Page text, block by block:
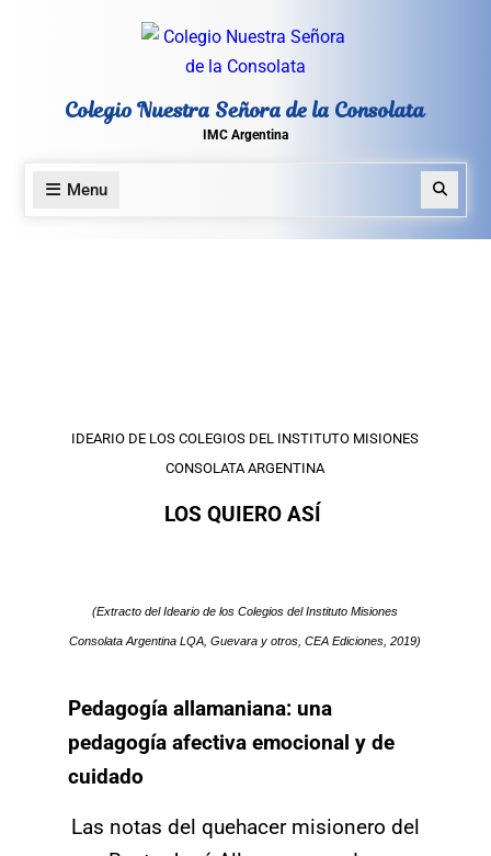
Colegio Nuestra Señora de la Consolata
IMC Argentina
Menu
IDEARIO DE LOS COLEGIOS DEL INSTITUTO MISIONES
CONSOLATA ARGENTINA
LOS QUIERO ASÍ
(Extracto del Ideario de los Colegios del Instituto Misiones
Consolata Argentina LQA, Guevara y otros, CEA Ediciones, 2019)
Pedagogía allamaniana: una
pedagogía afectiva emocional y de
cuidado
Las notas del quehacer misionero del